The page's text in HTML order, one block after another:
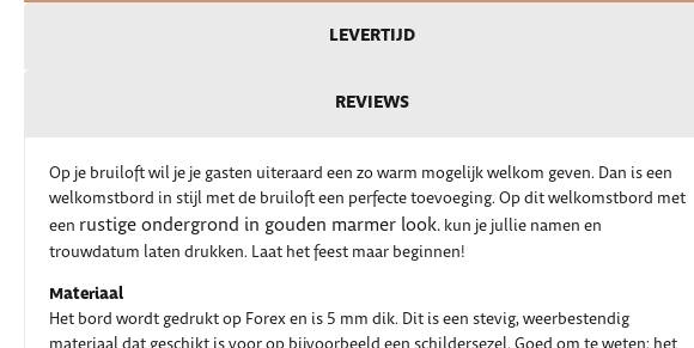
LEVERTIJD
REVIEWS
Op je bruiloft wil je je gasten uiteraard een zo warm mogelijk welkom geven. Dan is een
welkomstbord in stijl met de bruiloft een perfecte toevoeging. Op dit welkomstbord met
een rustige ondergrond in gouden marmer look. kun je jullie namen en
trouwdatum laten drukken. Laat het feest maar beginnen!
Materiaal
Het bord wordt gedrukt op Forex en is 5 mm dik. Dit is een stevig, weerbestendig